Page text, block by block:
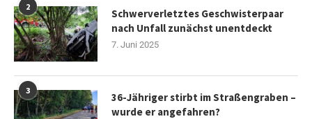
2
Schwerverletztes Geschwisterpaar
nach Unfall zunächst unentdeckt
7. Juni 2025
3
36-Jähriger stirbt im Straßengraben –
wurde er angefahren?